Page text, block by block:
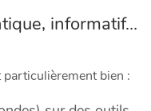
informatif…
bien :